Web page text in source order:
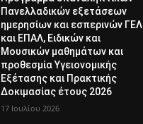
Πανελλαδικών εξετάσεων
ημερησίων και εσπερινών ΓΕΛ
και ΕΠΑΛ, Ειδικών και
Μουσικών μαθημάτων και
προθεσμία Υγειονομικής
Εξέτασης και Πρακτικής
Δοκιμασίας έτους 2026
17 Ιουλίου 2026